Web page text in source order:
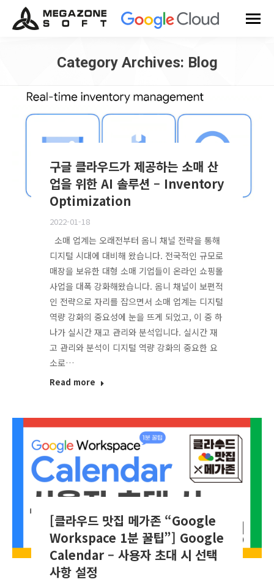
Category Archives: Blog
구글 클라우드가 제공하는 소매 산
업을 위한 AI 솔루션 – Inventory
Optimization
2022-01-18
소매 업계는 오래전부터 옴니 채널 전략을 통해
디지털 시대에 대비해 왔습니다. 전국적인 규모로
매장을 보유한 대형 소매 기업들이 온라인 쇼핑몰
사업을 대폭 강화해왔습니다. 옴니 채널이 보편적
인 전략으로 자리를 잡으면서 소매 업계는 디지털
역량 강화의 중요성에 눈을 뜨게 되었고, 이 중 하
나가 실시간 재고 관리와 분석입니다. 실시간 재
고 관리와 분석이 디지털 역량 강화의 중요한 요
소로…
Read more
[클라우드 맛집 메가존 “Google
Workspace 1분 꿀팁”] Google
Calendar – 사용자 초대 시 선택
사항 설정